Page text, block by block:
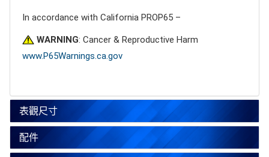
In accordance with California PROP65 –
WARNING: Cancer & Reproductive Harm
www.P65Warnings.ca.gov
表觀尺寸
配件